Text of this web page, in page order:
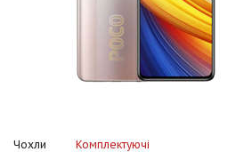
Чохли Комплектуючі